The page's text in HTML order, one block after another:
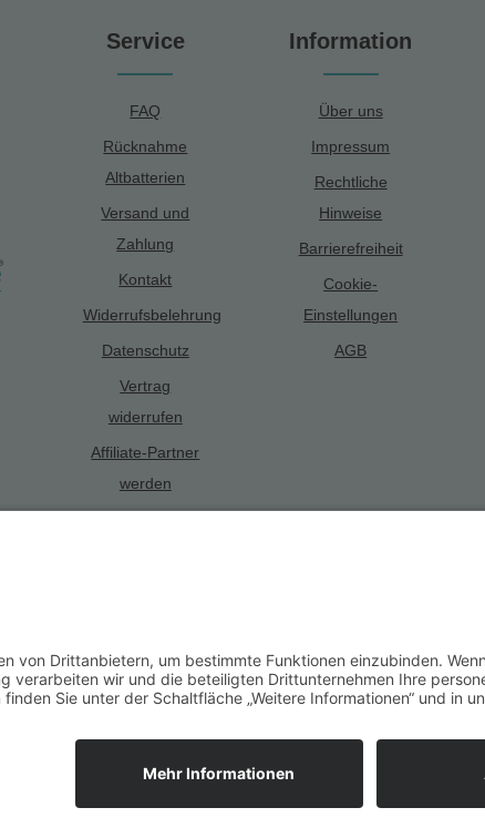
Service
FAQ
Rücknahme
Altbatterien
Versand und
Zahlung
Kontakt
Widerrufsbelehrung
Datenschutz
Vertrag
widerrufen
Affiliate-Partner
werden
Information
Über uns
Impressum
Rechtliche
Hinweise
Barrierefreiheit
Cookie-
Einstellungen
AGB